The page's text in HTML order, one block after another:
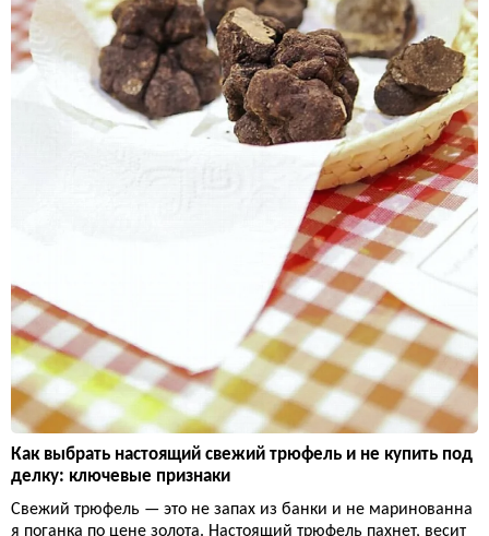
Как выбрать настоящий свежий трюфель и не купить под
делку: ключевые признаки
Свежий трюфель — это не запах из банки и не маринованна
я поганка по цене золота. Настоящий трюфель пахнет, весит